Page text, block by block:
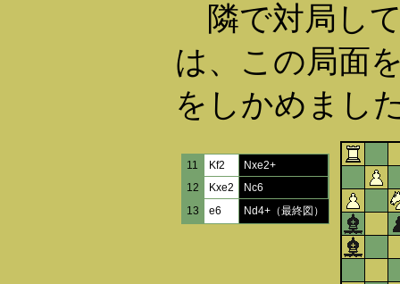
隣で対局し
は、この局面
をしかめまし
11 Kf2
Nxe2+
12
Kxe2
Nc6
13
e6 Nd4+（最終図）